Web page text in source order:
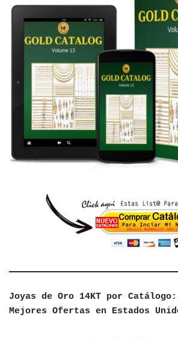
Joyas de Oro 14KT por
Mejores Ofertas en Estados